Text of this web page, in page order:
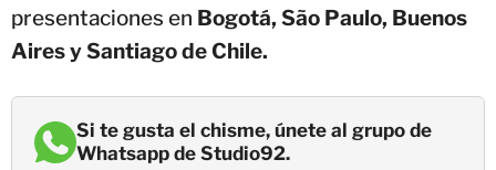
presentaciones en Bogotá, São Paulo, Buenos
Aires y Santiago de Chile.
Si te gusta el chisme, únete al grupo de
Whatsapp de Studio92.